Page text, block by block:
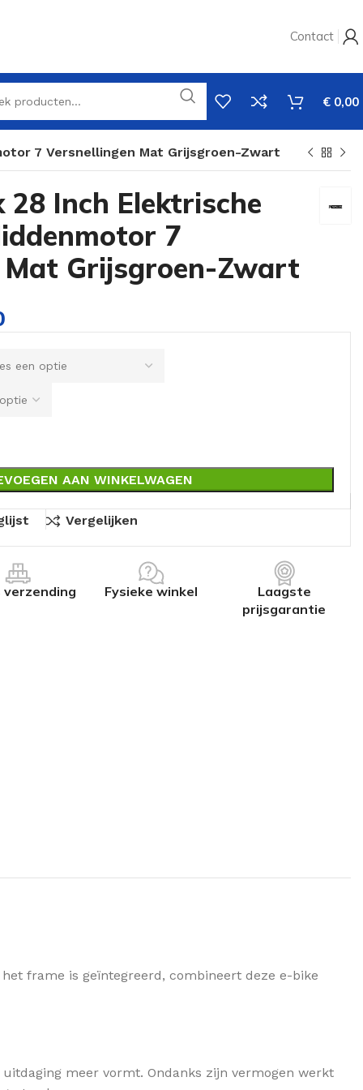
Contact
€ 0,00
7 Versnellingen Mat Grijsgroen-Zwart
Inch Elektrische
7
Mat Grijsgroen-Zwart
AAN WINKELWAGEN
Vergelijken
verzending Fysieke winkel
Laagste
prijsgarantie
frame is geïntegreerd, combineert deze e-bike
meer vormt. Ondanks zijn vermogen werkt